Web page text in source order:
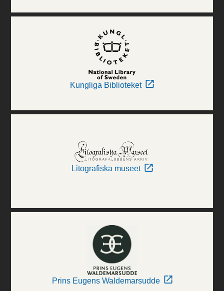
Kungliga Biblioteket
Litografiska museet
Prins Eugens Waldemarsudde